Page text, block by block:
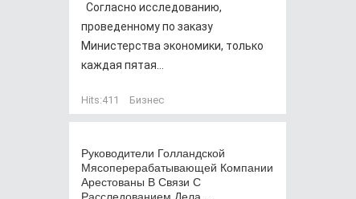
Согласно исследованию,
проведенному по заказу
Министерства экономики, только
каждая пятая...
Hits:411 Бизнес
Руководители Голландской
Мясоперерабатывающей Компании
Арестованы В Связи С
Расследованием Дела…